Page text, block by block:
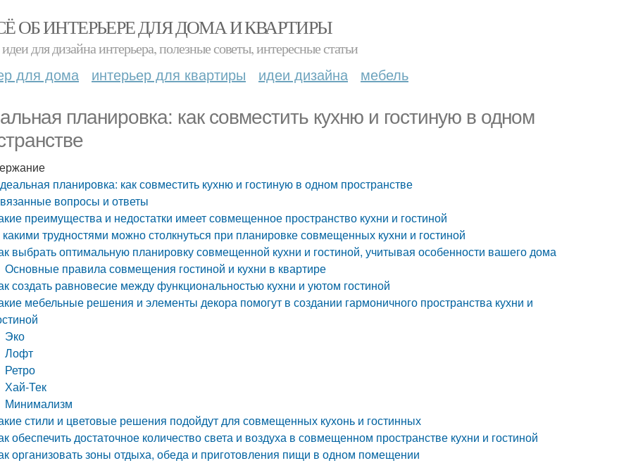
ОБ ИНТЕРЬЕРЕ ДЛЯ ДОМА И КВАРТИРЫ
для дизайна интерьера, полезные советы, интересные статьи
для дома интерьер для квартиры идеи дизайна мебель
планировка: как совместить кухню и гостиную в одном
планировка: как совместить кухню и гостиную в одном пространстве
вопросы и ответы
преимущества и недостатки имеет совмещенное пространство кухни и гостиной
трудностями можно столкнуться при планировке совмещенных кухни и гостиной
выбрать оптимальную планировку совмещенной кухни и гостиной, учитывая особенности вашего дома
Основные правила совмещения гостиной и кухни в квартире
создать равновесие между функциональностью кухни и уютом гостиной
мебельные решения и элементы декора помогут в создании гармоничного пространства кухни и
Эко
Лофт
Ретро
Хай-Тек
Минимализм
стили и цветовые решения подойдут для совмещенных кухонь и гостинных
обеспечить достаточное количество света и воздуха в совмещенном пространстве кухни и гостиной
организовать зоны отдыха, обеда и приготовления пищи в одном помещении